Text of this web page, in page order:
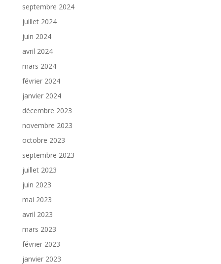
septembre 2024
juillet 2024
juin 2024
avril 2024
mars 2024
février 2024
janvier 2024
décembre 2023
novembre 2023
octobre 2023
septembre 2023
juillet 2023
juin 2023
mai 2023
avril 2023
mars 2023
février 2023
janvier 2023